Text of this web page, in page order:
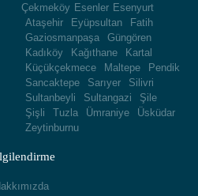
Çekmeköy Esenler Esenyurt
Ataşehir
Eyüpsultan
Fatih
Gaziosmanpaşa
Güngören
Kadıköy
Kağıthane
Kartal
Küçükçekmece
Maltepe
Pendik
Sancaktepe
Sarıyer
Silivri
Sultanbeyli
Sultangazi
Şile
Şişli
Tuzla Ümraniye
Üsküdar
Zeytinburnu